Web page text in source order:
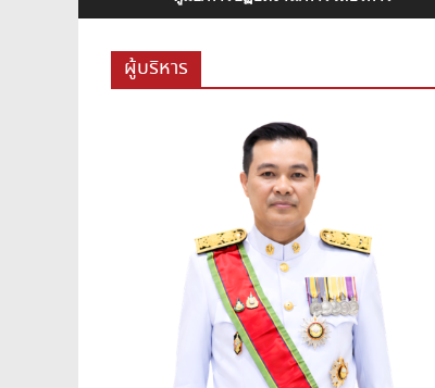
สระบุรี
สพม.สระบุรี,สพม.สบ,สำนักงาน
เขต
ผู้บริหาร